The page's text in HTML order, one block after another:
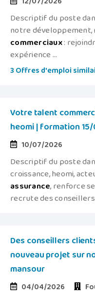
Descriptif du poste
notre
commerciaux:
expérience ...
3 Offres d'emploi
Votre talent
heomi | formation
10/07/2026
Descriptif du poste
croissance, heomi,
assurance, renforce
recrute des conseillers
Des conseillers
nouveau projet sur
mansour
04/04/2026